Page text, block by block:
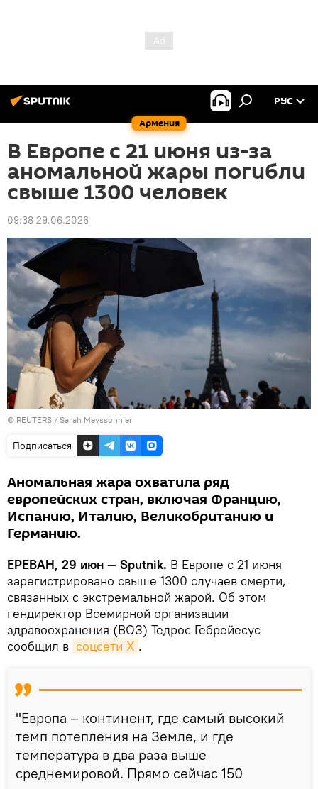
Армения
РУС
В Европе с 21 июня из-за
аномальной жары погибли
свыше 1300 человек
09:38 29.06.2026
© REUTERS / Sarah Meyssonnier
Подписаться
Аномальная жара охватила ряд
европейских стран, включая Францию,
Испанию, Италию, Великобританию и
Германию.
ЕРЕВАН, 29 июн — Sputnik. В Европе с 21 июня
зарегистрировано свыше 1300 случаев смерти,
связанных с экстремальной жарой. Об этом
гендиректор Всемирной организации
здравоохранения (ВОЗ) Тедрос Гебрейесус
сообщил в соцсети Х .
"Европа – континент, где самый высокий
темп потепления на Земле, и где
температура в два раза выше
среднемировой. Прямо сейчас 150